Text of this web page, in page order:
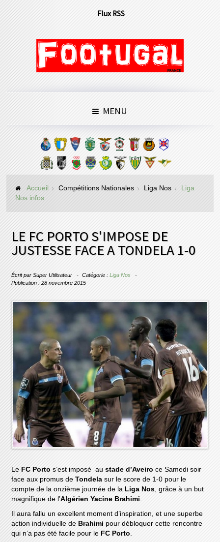
Flux RSS
MENU
Accueil Compétitions Nationales Liga Nos
Liga
Nos infos
LE FC PORTO S'IMPOSE DE
JUSTESSE FACE A TONDELA 1-0
Écrit parSuper Utilisateur Catégorie :Liga Nos
Publication : 28 novembre 2015
LeFC Porto s’est imposé austade d’Aveiro ce Samedi soir
face aux promus deTondelasur le score de 1-0 pour le
compte de la onzième journée de laLiga Nos , grâce à un but
magnifique de l’Algérien Yacine Brahimi
Il aura fallu un excellent moment d’inspiration, et une superbe
action individuelle de Brahimi pour débloquer cette rencontre
qui n’a pas été facile pour le FC Porto